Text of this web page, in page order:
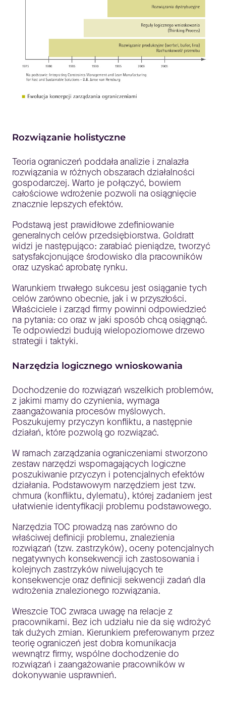
Rozwiązanie holistyczne
Teoria ograniczeń poddała analizie i znalazła
rozwiązania w różnych obszarach działalności
gospodarczej. Warto je połączyć, bowiem
całościowe wdrożenie pozwoli na osiągnięcie
znacznie lepszych efektów.
Podstawą jest prawidłowe zdefiniowanie
generalnych celów przedsiębiorstwa. Goldratt
widzi je następująco: zarabiać pieniądze, tworzyć
satysfakcjonujące środowisko dla pracowników
oraz uzyskać aprobatę rynku.
Warunkiem trwałego sukcesu jest osiąganie tych
celów zarówno obecnie, jak i w przyszłości.
Właściciele i zarząd firmy powinni odpowiedzieć
na pytania: co oraz w jaki sposób chcą osiągnąć.
Te odpowiedzi budują wielopoziomowe drzewo
strategii i taktyki.
Narzędzia logicznego wnioskowania
Dochodzenie do rozwiązań wszelkich problemów,
z jakimi mamy do czynienia, wymaga
zaangażowania procesów myślowych.
Poszukujemy przyczyn konfliktu, a następnie
działań, które pozwolą go rozwiązać.
W ramach zarządzania ograniczeniami stworzono
zestaw narzędzi wspomagających logiczne
poszukiwanie przyczyn i potencjalnych efektów
działania. Podstawowym narzędziem jest tzw.
chmura (konfliktu, dylematu), której zadaniem jest
ułatwienie identyfikacji problemu podstawowego.
Narzędzia TOC prowadzą nas zarówno do
właściwej definicji problemu, znalezienia
rozwiązań (tzw. zastrzyków), oceny potencjalnych
negatywnych konsekwencji ich zastosowania i
kolejnych zastrzyków niwelujących te
konsekwencje oraz definicji sekwencji zadań dla
wdrożenia znalezionego rozwiązania.
Wreszcie TOC zwraca uwagę na relacje z
pracownikami. Bez ich udziału nie da się wdrożyć
tak dużych zmian. Kierunkiem preferowanym przez
teorię ograniczeń jest dobra komunikacja
wewnątrz firmy, wspólne dochodzenie do
rozwiązań i zaangażowanie pracowników w
dokonywanie usprawnień.